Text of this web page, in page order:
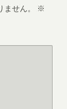
せん。
※